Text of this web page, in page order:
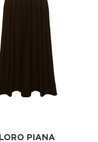
LORO PIANA